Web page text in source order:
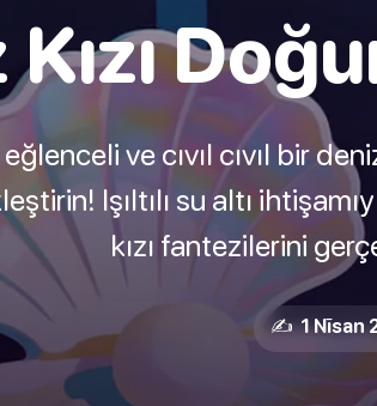
ve cıvıl cıvıl bir
Işıltılı su altı
kızı fantezilerini
✍️ 1 Nīsan